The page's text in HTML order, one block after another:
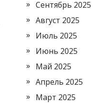
Сентябрь 2025
Август 2025
Июль 2025
Июнь 2025
Май 2025
Апрель 2025
Март 2025